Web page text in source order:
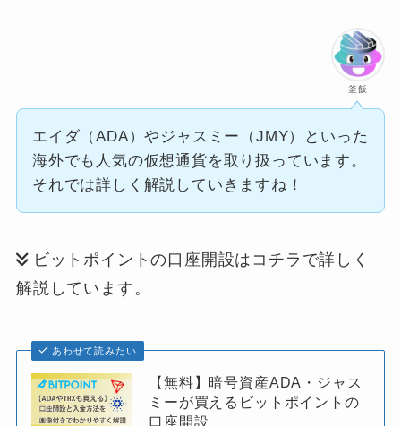
釜飯
エイダ（ADA）やジャスミー（JMY）といった
海外でも人気の仮想通貨を取り扱っています。
それでは詳しく解説していきますね！
ビットポイントの口座開設はコチラで詳しく
解説しています。
あわせて読みたい
【無料】暗号資産ADA・ジャス
ミーが買えるビットポイントの
口座開設